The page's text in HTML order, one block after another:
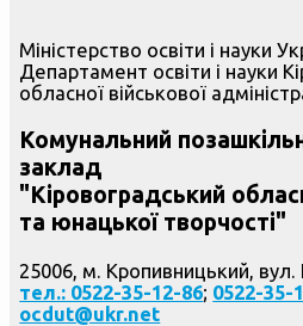
Міністерство освіти і науки
Департамент освіти і науки
обласної військової
Комунальний
заклад
"Кіровоградський
та юнацької творчості"
25006, м. Кропивницький,
тел.: 0522-35-12-86; 0522-35-
ocdut@ukr.net